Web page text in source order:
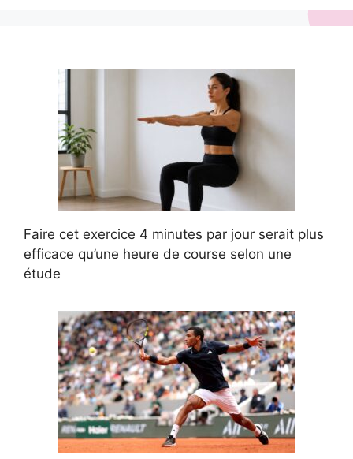
Faire cet exercice 4 minutes par jour serait plus
efficace qu’une heure de course selon une
étude